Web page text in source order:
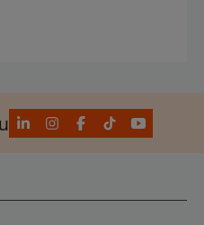
LinkedInInstagram
Facebook
TikTokYouTube